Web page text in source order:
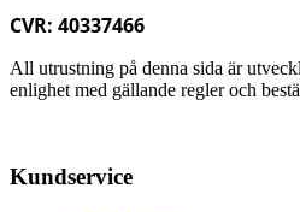
CVR: 40337466
All utrustning på denna sida är
enlighet med gällande regler och
Kundservice